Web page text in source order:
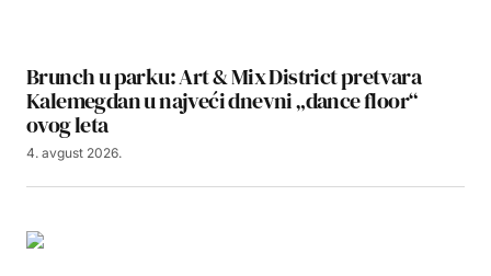
Brunch u parku: Art & Mix District pretvara
Kalemegdan u najveći dnevni „dance floor“
ovog leta
4. avgust 2026.